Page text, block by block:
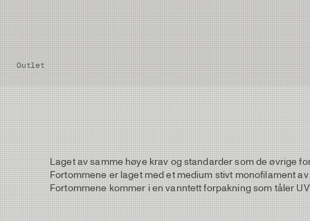
Outlet
Laget av samme høye krav og standarder som de øvrige
Fortommene er laget med et medium stivt monofilament
Fortommene kommer i en vanntett forpakning som tåler